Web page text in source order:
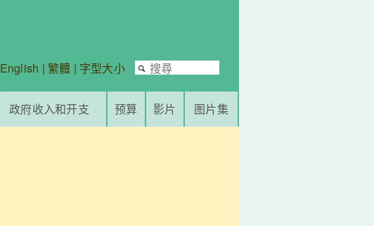
English | 繁體 | 字型大小
政府收入和开支 预算 影片 图片集